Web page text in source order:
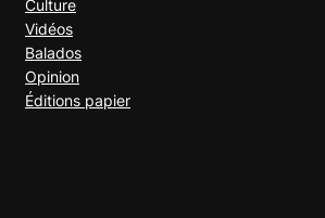
Culture
Vidéos
Balados
Opinion
Éditions papier